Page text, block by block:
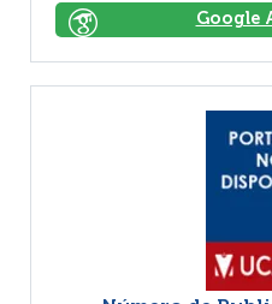
Google